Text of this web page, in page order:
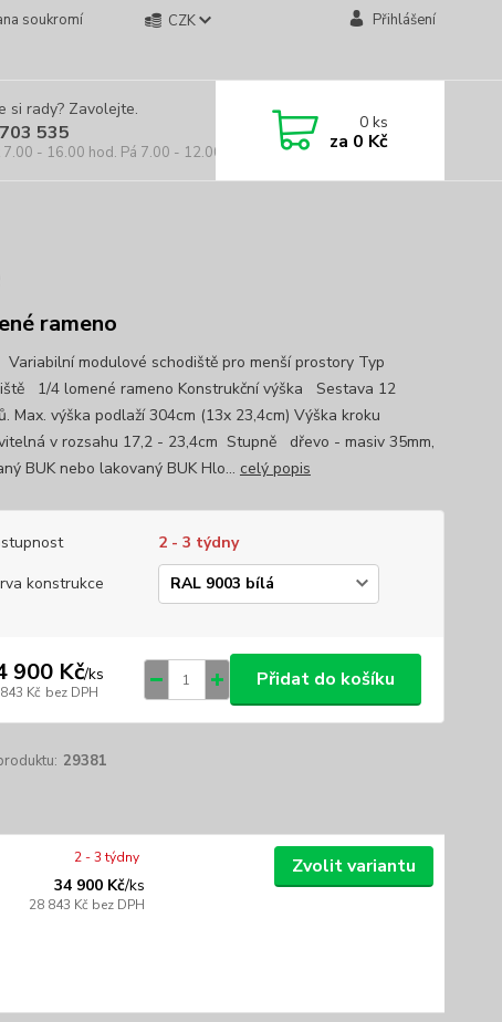
soukromí
CZK Přihlášení
si rady? Zavolejte.
535
- 16.00 hod. Pá 7.00 - 12.00 hod.
0ks
za 0 Kč
rameno
modulové schodiště pro menší prostory Typ
1/4 lomené rameno Konstrukční výška Sestava 12
Max. výška podlaží 304cm (13x 23,4cm) Výška kroku
v rozsahu 17,2 - 23,4cm Stupně dřevo - masiv 35mm,
BUK nebo lakovaný BUK Hlo... celý popis
2 - 3 týdny
konstrukce
900 Kč/ks
Kč bez DPH
Přidat do košíku
29381
34 900 Kč/ks
28 843 Kč bez DPH
2 - 3 týdny Zvolit variantu